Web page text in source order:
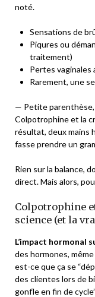
noté.
Sensations de
Piqures ou
traitement)
Pertes vaginales
Rarement, une
— Petite parenthèse,
Colpotrophine et la
résultat, deux mains
fasse prendre un
Rien sur la balance,
direct. Mais alors,
Colpotrophine
science (et la
L’impact hormonal
des hormones,
est-ce que ça se
des clientes lors de
gonfle en fin de